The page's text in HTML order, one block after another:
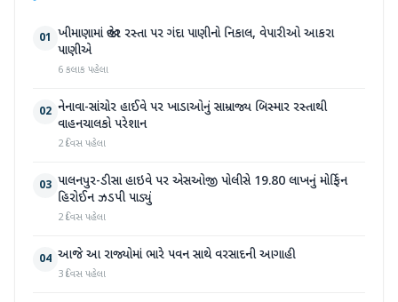
01 ખીમાણામાં જાહેર રસ્તા પર ગંદા પાણીનો નિકાલ, વેપારીઓ આકરા
પાણીએ
6 કલાક પહેલા
02 નેનાવા-સાંચોર હાઈવે પર ખાડાઓનું સામ્રાજ્ય બિસ્માર રસ્તાથી
વાહનચાલકો પરેશાન
2 દિવસ પહેલા
03 પાલનપુર-ડીસા હાઇવે પર એસઓજી પોલીસે 19.80 લાખનું મોર્ફિન
હિરોઈન ઝડપી પાડ્યું
2 દિવસ પહેલા
04 આજે આ રાજ્યોમાં ભારે પવન સાથે વરસાદની આગાહી
3 દિવસ પહેલા